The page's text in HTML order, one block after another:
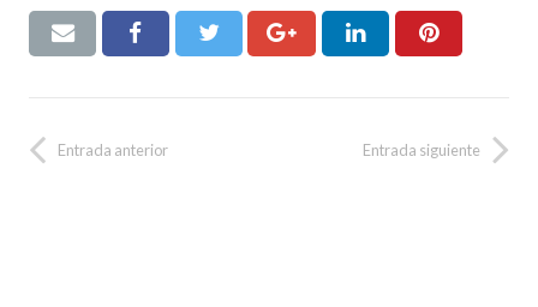
Entrada anterior Entrada siguiente